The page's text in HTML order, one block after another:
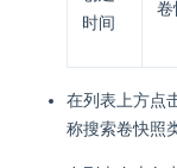
时间
卷
在列表上方点
称搜索卷快照